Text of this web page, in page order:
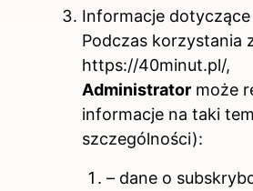
Informacje
Podczas korzystania
https://40minut.pl/,
Administrator może
informacje na taki
szczególności):
– dane o